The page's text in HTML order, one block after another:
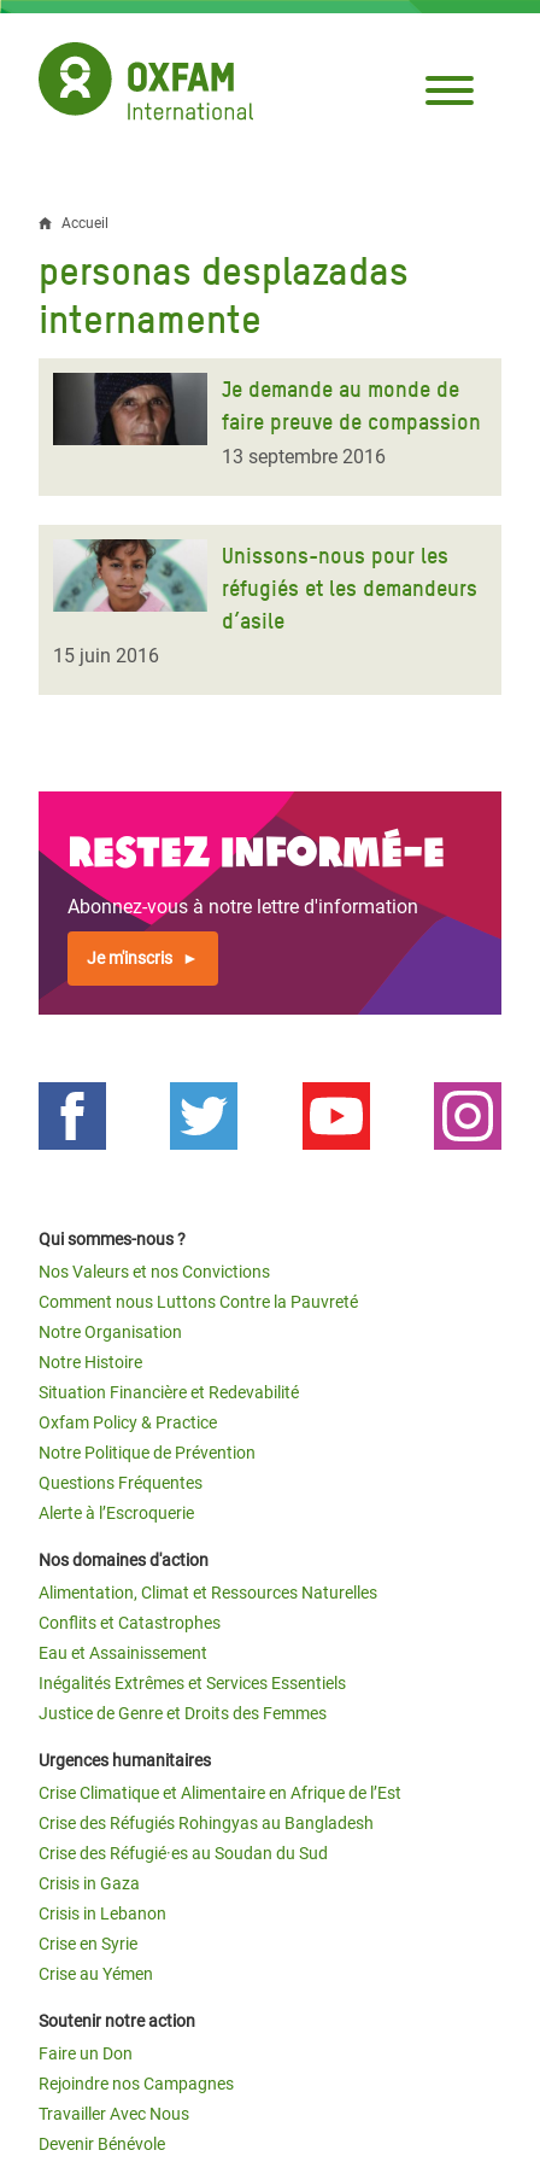
Aller
contenu
principal
Fil
d'Ariane
Accueil
personas desplazadas
internamente
Je demande au monde de
faire preuve de compassion
13 septembre 2016
Unissons-nous pour les
réfugiés et les demandeurs
d’asile
15 juin 2016
Restez informé-e
Abonnez-vous à notre lettre d'information
Je m'inscris
Qui sommes-nous ?
Nos Valeurs et nos Convictions
Comment nous Luttons Contre la Pauvreté
Notre Organisation
Notre Histoire
Situation Financière et Redevabilité
Oxfam Policy & Practice
Notre Politique de Prévention
Questions Fréquentes
Alerte à l’Escroquerie
Nos domaines d'action
Alimentation, Climat et Ressources Naturelles
Conflits et Catastrophes
Eau et Assainissement
Inégalités Extrêmes et Services Essentiels
Justice de Genre et Droits des Femmes
Urgences humanitaires
Crise Climatique et Alimentaire en Afrique de l’Est
Crise des Réfugiés Rohingyas au Bangladesh
Crise des Réfugié·es au Soudan du Sud
Crisis in Gaza
Crisis in Lebanon
Crise en Syrie
Crise au Yémen
Soutenir notre action
Faire un Don
Rejoindre nos Campagnes
Travailler Avec Nous
Devenir Bénévole